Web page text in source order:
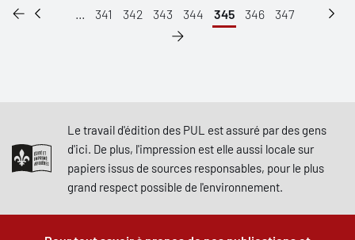
... 341 342 343 344 345 346 347
Le travail d'édition des PUL est assuré par des gens
d'ici. De plus, l'impression est elle aussi locale sur
papiers issus de sources responsables, pour le plus
grand respect possible de l'environnement.